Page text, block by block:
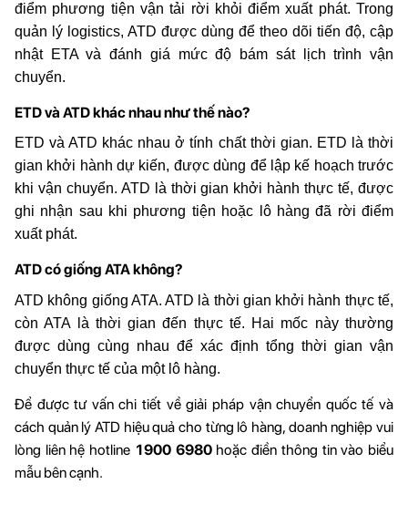
điểm phương tiện vận tải rời khỏi điểm xuất phát. Trong
quản lý logistics, ATD được dùng để theo dõi tiến độ, cập
nhật ETA và đánh giá mức độ bám sát lịch trình vận
chuyển.
ETD và ATD khác nhau như thế nào?
ETD và ATD khác nhau ở tính chất thời gian. ETD là thời
gian khởi hành dự kiến, được dùng để lập kế hoạch trước
khi vận chuyển. ATD là thời gian khởi hành thực tế, được
ghi nhận sau khi phương tiện hoặc lô hàng đã rời điểm
xuất phát.
ATD có giống ATA không?
ATD không giống ATA. ATD là thời gian khởi hành thực tế,
còn ATA là thời gian đến thực tế. Hai mốc này thường
được dùng cùng nhau để xác định tổng thời gian vận
chuyển thực tế của một lô hàng.
Để được tư vấn chi tiết về giải pháp vận chuyển quốc tế và
cách quản lý ATD hiệu quả cho từng lô hàng, doanh nghiệp vui
lòng liên hệ hotline 1900 6980 hoặc điền thông tin vào biểu
mẫu bên cạnh.